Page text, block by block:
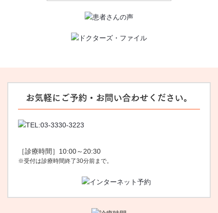
お気軽にご予約・お問い合わせください。
［診療時間］10:00～20:30
※受付は診療時間終了30分前まで。